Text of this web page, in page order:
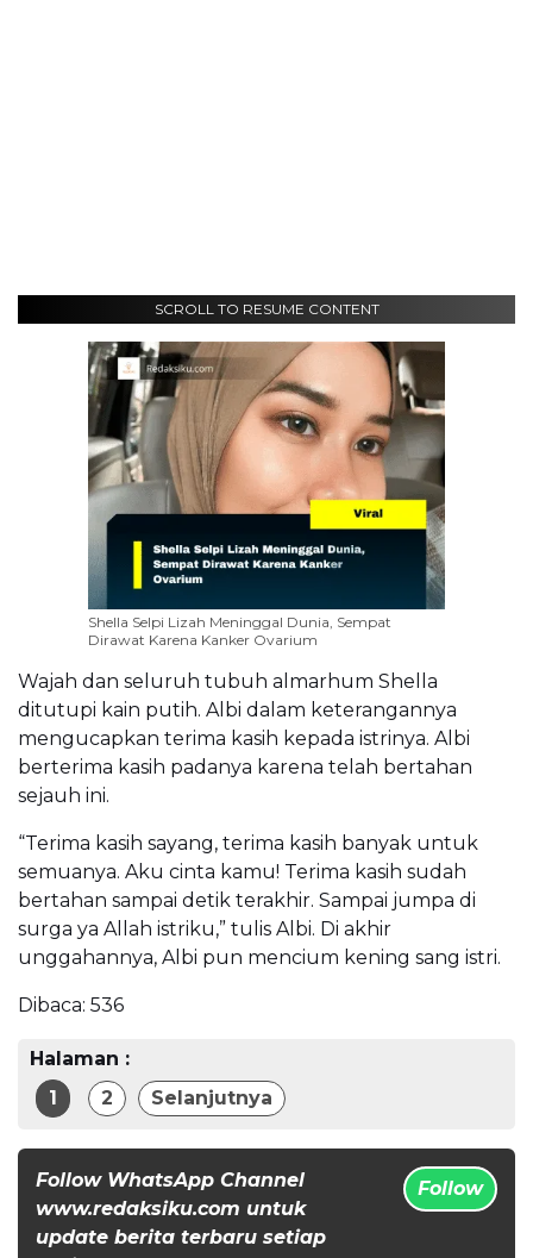
SCROLL TO RESUME CONTENT
Shella Selpi Lizah Meninggal Dunia, Sempat
Dirawat Karena Kanker Ovarium
Wajah dan seluruh tubuh almarhum Shella
ditutupi kain putih. Albi dalam keterangannya
mengucapkan terima kasih kepada istrinya. Albi
berterima kasih padanya karena telah bertahan
sejauh ini.
“Terima kasih sayang, terima kasih banyak untuk
semuanya. Aku cinta kamu! Terima kasih sudah
bertahan sampai detik terakhir. Sampai jumpa di
surga ya Allah istriku,” tulis Albi. Di akhir
unggahannya, Albi pun mencium kening sang istri.
Dibaca: 536
Halaman :
1
2 Selanjutnya
Follow WhatsApp Channel
www.redaksiku.com untuk
update berita terbaru setiap
Follow